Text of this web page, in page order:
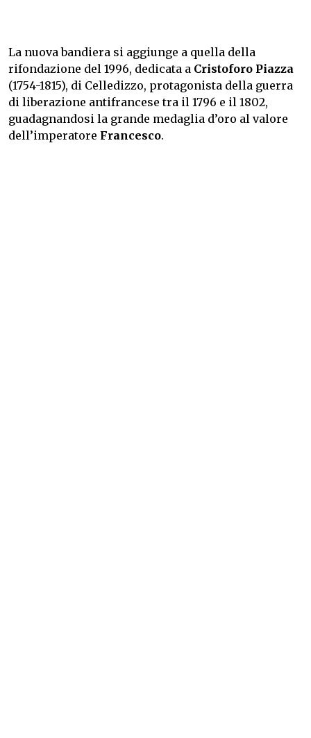
La nuova bandiera si aggiunge a quella della
rifondazione del 1996, dedicata a Cristoforo Piazza
(1754-1815), di Celledizzo, protagonista della guerra
di liberazione antifrancese tra il 1796 e il 1802,
guadagnandosi la grande medaglia d’oro al valore
dell’imperatore Francesco.